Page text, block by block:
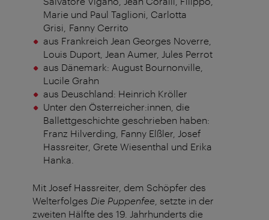
Marie und Paul Taglioni, Carlotta
Grisi, Fanny Cerrito
aus Frankreich Jean Georges Noverre,
Louis Duport, Jean Aumer, Jules Perrot
aus Dänemark: August Bournonville,
Lucile Grahn
aus Deuschland: Heinrich Kröller
Unter den Österreicher:innen, die
Ballettgeschichte geschrieben haben:
Franz Hilverding, Fanny Elßler, Josef
Hassreiter, Grete Wiesenthal und Erika
Hanka.
Mit Josef Hassreiter, dem Schöpfer des
Welterfolges Die Puppenfee , setzte in der
zweiten Hälfte des 19. Jahrhunderts die